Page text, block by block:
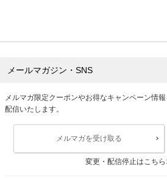
メールマガジン・SNS
メルマガ限定クーポンやお得なキャンペーン情報
配信いたします。
メルマガを受け取る
変更・配信停止はこちら